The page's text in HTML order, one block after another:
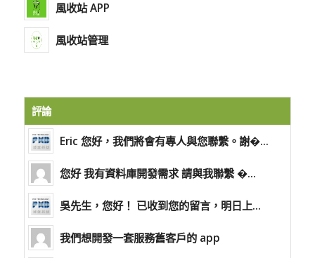
風收站 APP
風收站管理
評論
Eric 您好，我們將會有專人與您聯繫。謝�...
您好 我有資料庫開發需求 請與我聯繫 �...
吳先生，您好！ 已收到您的留言，明日上...
我們想開發一套服務舊客戶的 app